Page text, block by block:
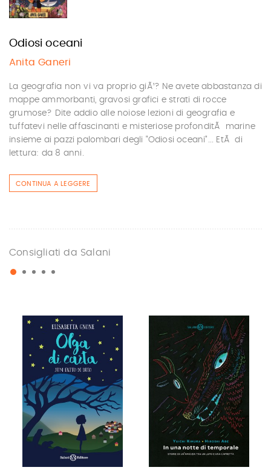
Odiosi oceani
Anita Ganeri
La geografia non vi va proprio giÃ¹? Ne avete abbastanza di
mappe ammorbanti, gravosi grafici e strati di rocce
grumose? Dite addio alle noiose lezioni di geografia e
tuffatevi nelle affascinanti e misteriose profonditÃ marine
insieme ai pazzi palombari degli "Odiosi oceani"... EtÃ di
lettura: da 8 anni.
CONTINUA A LEGGERE
Consigliati da Salani